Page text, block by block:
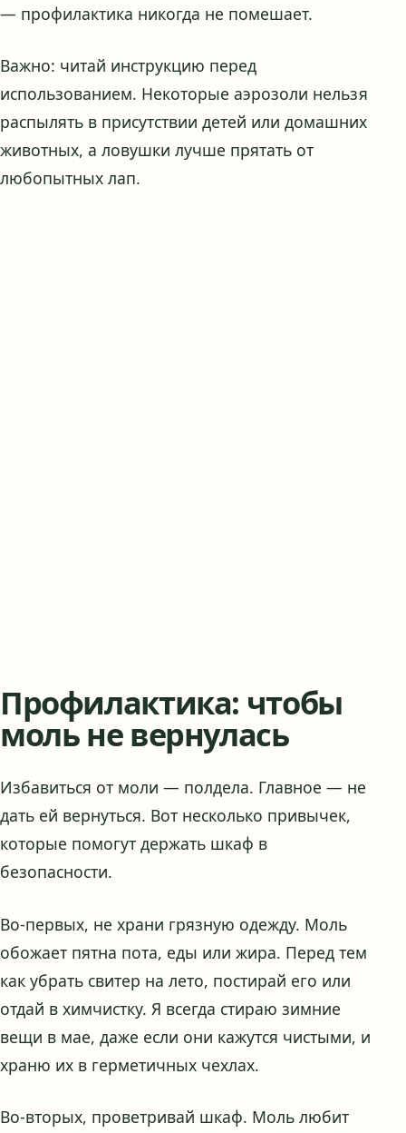
— профилактика никогда не помешает.
Важно: читай инструкцию перед
использованием. Некоторые аэрозоли нельзя
распылять в присутствии детей или домашних
животных, а ловушки лучше прятать от
любопытных лап.
Профилактика: чтобы
моль не вернулась
Избавиться от моли — полдела. Главное — не
дать ей вернуться. Вот несколько привычек,
которые помогут держать шкаф в
безопасности.
Во-первых, не храни грязную одежду. Моль
обожает пятна пота, еды или жира. Перед тем
как убрать свитер на лето, постирай его или
отдай в химчистку. Я всегда стираю зимние
вещи в мае, даже если они кажутся чистыми, и
храню их в герметичных чехлах.
Во-вторых, проветривай шкаф. Моль любит